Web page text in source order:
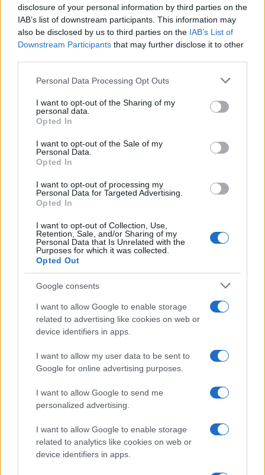
disclosure of your personal information by third parties on the
IAB’s list of downstream participants. This information may
also be disclosed by us to third parties on the IAB’s List of
Downstream Participants that may further disclose it to other
Please note that this website/app uses one or more Google
not limited to your visit or usage behaviour. You may click to
grant or deny consent to Google and its third-party tags to
use your data for below specified purposes in below Google
consent section.
Personal Data Processing Opt Outs
I want to opt-out of the Sharing of my
personal data.
Opted In
I want to opt-out of the Sale of my
Personal Data.
Opted In
I want to opt-out of processing my
Personal Data for Targeted Advertising.
Opted In
I want to opt-out of Collection, Use,
Retention, Sale, and/or Sharing of my
Personal Data that Is Unrelated with the
Purposes for which it was collected.
Opted Out
Google consents
I want to allow Google to enable storage
related to advertising like cookies on web or
device identifiers in apps.
I want to allow my user data to be sent to
Google for online advertising purposes.
I want to allow Google to send me
personalized advertising.
I want to allow Google to enable storage
related to analytics like cookies on web or
device identifiers in apps.
Market Pass: Ποιοί θα λάβουν το
επίδομα άμεσα – ΟΛΕΣ οι
πληρωμές
28/02/2023 - 14:21
– Όλα όσα πρέπει να ξέρετε για
τη διαδικασία
πληρωμές
02/02/2023 - 09:29
Food Pass: Ποιοί το χάνουν –
Ποιοί θα πάρουν επίδομα 600
ευρώ
20/12/2022 - 10:51
Market pass – Αιτήσεις: ΟΛΕΣ οι
οδηγίες ΕΔΩ – Πώς θα το λάβετε
19/12/2022 - 09:31
Black Friday: Η σημαντική